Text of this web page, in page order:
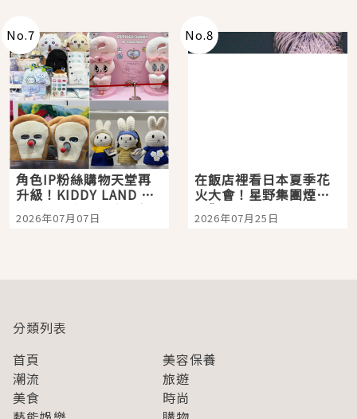
No.7
角色IP粉絲購物天堂再
升級！KIDDY LAND 原
宿店吉伊卡哇迎客，新
開幕 OMOKADO 店3分
2026年07月07日
No.8
在飯店裡看日本夏季花
火大會！星野集團煙火
景觀飯店6選，讓你不用
人擠人悠閒欣賞
2026年07月25日
分類列表
首頁
美容保養
潮流
旅遊
美食
時尚